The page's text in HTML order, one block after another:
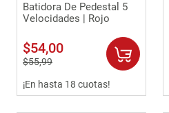
Batidora De Pedestal 5
Velocidades | Rojo
$54,00
$55,99
¡En hasta 18 cuotas!